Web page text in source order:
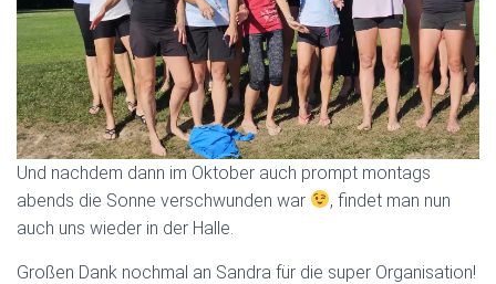
Und nachdem dann im Oktober auch prompt montags
abends die Sonne verschwunden war
, findet man nun
auch uns wieder in der Halle.
Großen Dank nochmal an Sandra für die super Organisation!